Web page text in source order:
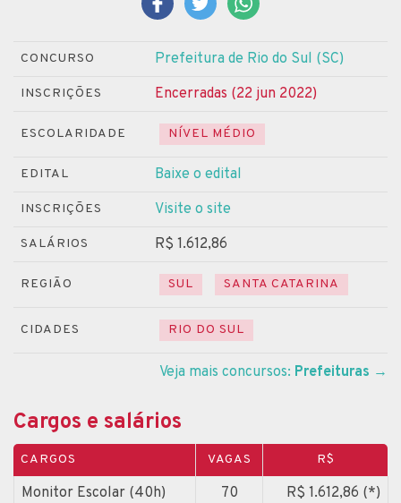
CONCURSO Prefeitura de Rio do Sul (SC)
INSCRIÇÕES Encerradas (22 jun 2022)
ESCOLARIDADE NÍVEL MÉDIO
EDITAL Baixe o edital
INSCRIÇÕES Visite o site
SALÁRIOS R$ 1.612,86
REGIÃO SUL SANTA CATARINA
CIDADES RIO DO SUL
Veja mais concursos: Prefeituras →
Cargos e salários
CARGOS VAGAS R$
Monitor Escolar (40h) 70
R$ 1.612,86 (*)